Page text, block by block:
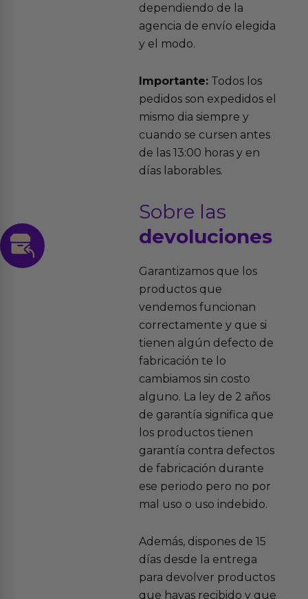
dependiendo de la
agencia de envío elegida
y el modo.
Importante:Todos los
pedidos son expedidos el
mismo dia siempre y
cuando se cursen antes
de las 13:00 horas y en
días laborables.
Sobre las
devoluciones
Garantizamos que los
productos que
vendemos funcionan
correctamente y que si
tienen algún defecto de
fabricación te lo
cambiamos sin costo
alguno. La ley de 2 años
de garantía significa que
los productos tienen
garantía contra defectos
de fabricación durante
ese periodo pero no por
mal uso o uso indebido.
Además, dispones de 15
días desde la entrega
para devolver productos
que hayas recibido y que